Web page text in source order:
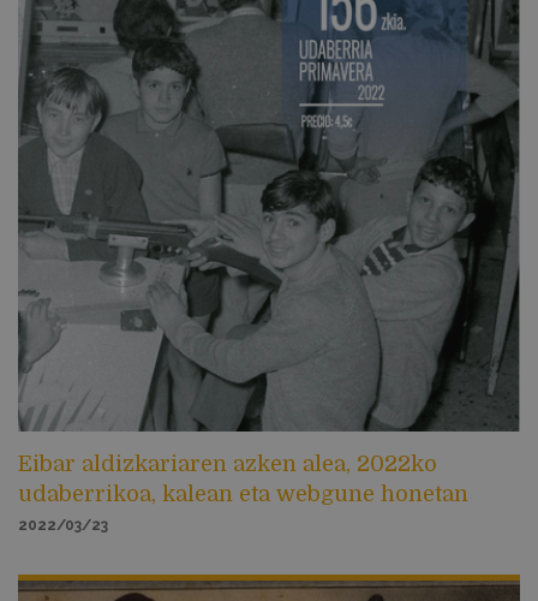
Eibar aldizkariaren azken alea, 2022ko
udaberrikoa, kalean eta webgune honetan
2022/03/23